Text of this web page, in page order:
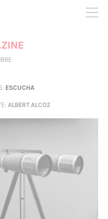
necesitándote para poder
del proyecto y
ESCUCHA
: ALBERT ALCOZ